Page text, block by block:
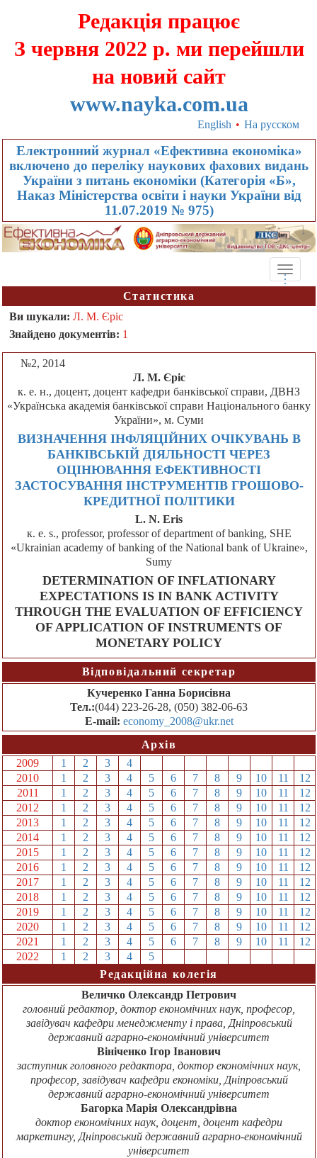
Редакція працює
З червня 2022 р. ми перейшли
на новий сайт
www.nayka.com.ua
English • На русском
Електронний журнал «Ефективна економіка»
включено до переліку наукових фахових видань
України з питань економіки (Категорія «Б»,
Наказ Міністерства освіти і науки України від
11.07.2019 № 975)
Toggle
...
Статистика
Ви шукали: Л. М. Єріс
Знайдено документів: 1
№2, 2014
Л. М. Єріс
к. е. н., доцент, доцент кафедри банківської справи, ДВНЗ
«Українська академія банківської справи Національного банку
України», м. Суми
ВИЗНАЧЕННЯ ІНФЛЯЦІЙНИХ ОЧІКУВАНЬ В
БАНКІВСЬКІЙ ДІЯЛЬНОСТІ ЧЕРЕЗ
ОЦІНЮВАННЯ ЕФЕКТИВНОСТІ
ЗАСТОСУВАННЯ ІНСТРУМЕНТІВ ГРОШОВО-
КРЕДИТНОЇ ПОЛІТИКИ
L. N. Eris
к. е. s., professor, professor of department of banking, SHЕ
«Ukrainian academy of banking of the National bank of Ukraine»,
Sumy
DETERMINATION OF INFLATIONARY
EXPECTATIONS IS IN BANK ACTIVITY
THROUGH THE EVALUATION OF EFFICIENCY
OF APPLICATION OF INSTRUMENTS OF
MONETARY POLICY
Відповідальний секретар
Кучеренко Ганна Борисівна
Тел.:(044) 223-26-28, (050) 382-06-63
E-mail: economy_2008@ukr.net
Архів
2009
1 2 3 4
2010
1 2 3 4 5 6 7 8 9 10 11
12
2011
1 2 3 4 5 6 7 8 9 10 11
12
2012
1 2 3 4 5 6 7 8 9 10 11
12
2013
1 2 3 4 5 6 7 8 9 10 11
12
2014
1 2 3 4 5 6 7 8 9 10 11
12
2015
1 2 3 4 5 6 7 8 9 10 11
12
2016
1 2 3 4 5 6 7 8 9 10 11
12
2017
1 2 3 4 5 6 7 8 9 10 11
12
2018
1 2 3 4 5 6 7 8 9 10 11
12
2019
1 2 3 4 5 6 7 8 9 10 11
12
2020
1 2 3 4 5 6 7 8 9 10 11
12
2021
1 2 3 4 5 6 7 8 9 10 11
12
2022
1 2 3 4 5
Редакційна колегія
Величко Олександр Петрович
головний редактор, доктор економічних наук, професор,
завідувач кафедри менеджменту і права, Дніпровський
державний аграрно-економічний університет
Вініченко Ігор Іванович
заступник головного редактора, доктор економічних наук,
професор, завідувач кафедри економіки, Дніпровський
державний аграрно-економічний університет
Багорка Марія Олександрівна
доктор економічних наук, доцент, доцент кафедри
маркетингу, Дніпровський державний аграрно-економічний
університет